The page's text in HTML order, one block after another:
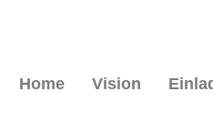
Home Vision